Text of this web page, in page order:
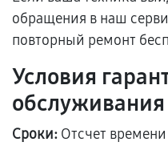
обращения в наш
повторный ремонт
Условия
обслуживания
Сроки: Отсчет